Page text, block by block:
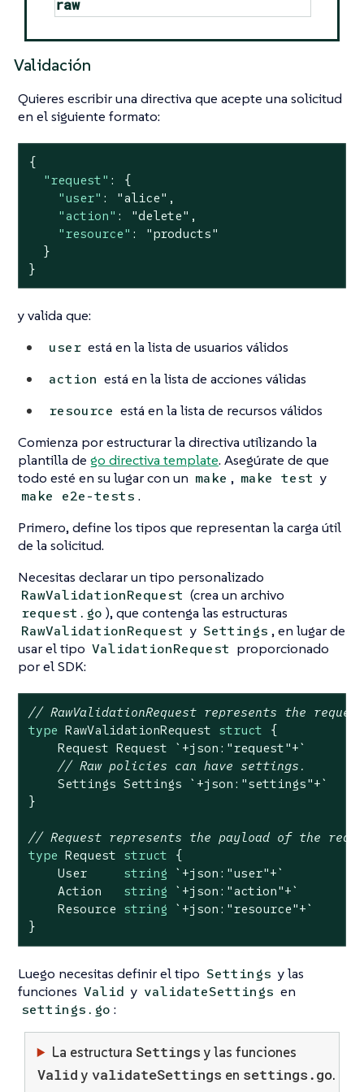
raw
Validación
Quieres escribir una directiva que acepte una solicitud
en el siguiente formato:
{
"request" : {
"user" : "alice" ,
"action" : "delete" ,
"resource" :
"products"
  }
}
y valida que:
user está en la lista de usuarios válidos
action está en la lista de acciones válidas
resource está en la lista de recursos válidos
Comienza por estructurar la directiva utilizando la
plantilla de go directiva template. Asegúrate de que
todo esté en su lugar con un make , make test y
make e2e-tests .
Primero, define los tipos que representan la carga útil
de la solicitud.
Necesitas declarar un tipo personalizado
RawValidationRequest (crea un archivo
request.go ), que contenga las estructuras
RawValidationRequest y Settings , en lugar de
usar el tipo ValidationRequest proporcionado
por el SDK:
// RawValidationRequest represents the
type RawValidationRequest struct {
    Request Request
`+json:"request"+`
// Raw policies can have settings.
    Settings Settings
`+json:"settings"+`
}
// Request represents the payload of the
type Request struct {
    User
string
`+json:"user"+`
    Action
string
`+json:"action"+`
    Resource
string
`+json:"resource"+`
}
Luego necesitas definir el tipo Settings y las
funciones Valid y validateSettings en
settings.go :
La estructura Settingsy las funciones
Validy validateSettings en settings.go.